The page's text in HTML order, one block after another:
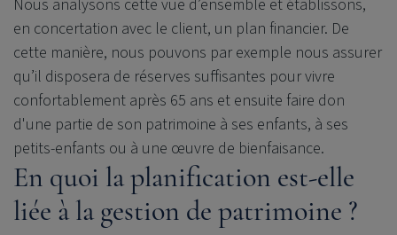
Nous analysons cette vue d’ensemble et établissons,
en concertation avec le client, un plan financier. De
cette manière, nous pouvons par exemple nous assurer
qu’il disposera de réserves suffisantes pour vivre
confortablement après 65 ans et ensuite faire don
d'une partie de son patrimoine à ses enfants, à ses
petits-enfants ou à une œuvre de bienfaisance.
En quoi la planification est-elle
liée à la gestion de patrimoine ?